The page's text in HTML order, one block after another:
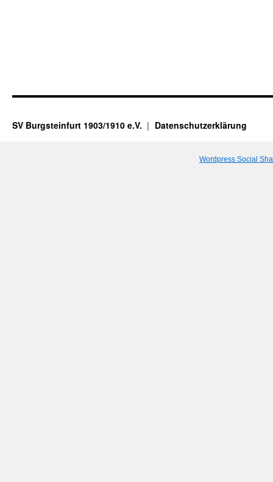
SV Burgsteinfurt 1903/1910 e.V. Datenschutzerklärung
Wordpress Social